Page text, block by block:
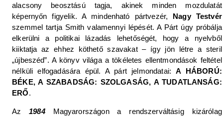
alacsony beosztású tagja, akinek minden mozdulatát
képernyőn figyelik. A mindenható pártvezér, Nagy Testvér
szemmel tartja Smith valamennyi lépését. A Párt úgy próbálja
elkerülni a politikai lázadás lehetőségét, hogy a nyelvből
kiiktatja az ehhez köthető szavakat – így jön létre a steril
„újbeszéd”. A könyv világa a tökéletes ellentmondások feltétel
nélküli elfogadására épül. A párt jelmondatai:A HÁBORÚ:
BÉKE, A SZABADSÁG: SZOLGASÁG, A TUDATLANSÁG:
ERŐ.
Az1984 Magyarországon a rendszerváltásig kizárólag